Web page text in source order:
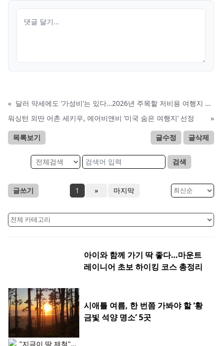
«
달러 약세에도 ‘가성비’는 있다…2026년 주목할 저비용 여행지 10선
워싱턴 외딴 어촌 세키우, 에어비앤비 ‘미국 숨은 여행지’ 선정
»
목록보기 글수정 글삭제
검색
글쓰기 1 » 마지막
아이와 함께 가기 딱 좋다…마운트
레이니어 초보 하이킹 코스 총정리
시애틀 여름, 한 번쯤 가봐야 할 ‘황
금빛 석양 명소’ 5곳